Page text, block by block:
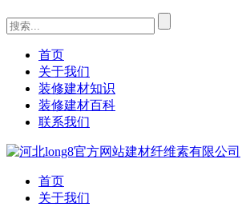
首页
关于我们
装修建材知识
装修建材百科
联系我们
首页
关于我们